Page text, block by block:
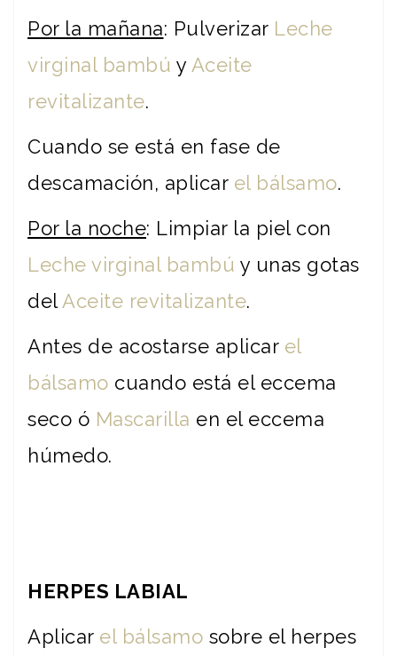
Por la mañana: Pulverizar Leche
virginal bambú y Aceite
revitalizante.
Cuando se está en fase de
descamación, aplicar el bálsamo.
Por la noche: Limpiar la piel con
Leche virginal bambú y unas gotas
del Aceite revitalizante.
Antes de acostarse aplicar el
bálsamo cuando está el eccema
seco ó Mascarilla en el eccema
húmedo.
HERPES LABIAL
Aplicar el bálsamo sobre el herpes